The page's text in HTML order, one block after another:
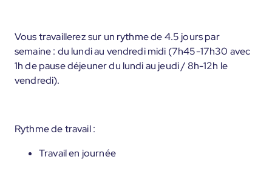
Vous travaillerez sur un rythme de 4.5 jours par
semaine : du lundi au vendredi midi (7h45-17h30 avec
1h de pause déjeuner du lundi au jeudi / 8h-12h le
vendredi).
Rythme de travail :
Travail en journée